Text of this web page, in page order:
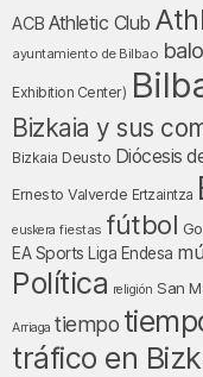
ACB Athletic Club
ayuntamiento de Bilbao
Exhibition Center)
Bizkaia y sus
Bizkaia Deusto Diócesis
Ernesto Valverde Ertzaintza
euskera fiestas fútbol
EA Sports Liga Endesa
Política religión San
Arriaga tiempo
tráfico en